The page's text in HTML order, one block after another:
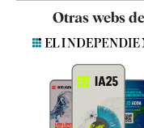
Contacto
Quiénes somos
Otras webs de